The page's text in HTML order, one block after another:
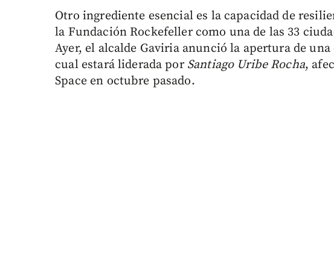
Otro ingrediente esencial es la capacidad de
la Fundación Rockefeller como una de las 33
Ayer, el alcalde Gaviria anunció la apertura de
cual estará liderada por Santiago Uribe Rocha,
Space en octubre pasado.